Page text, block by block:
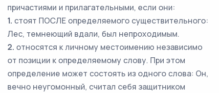
причастиями и прилагательными, если они:
1. стоят ПОСЛЕ определяемого существительного:
Лес, темнеющий вдали, был непроходимым.
2. относятся к личному местоимению независимо
от позиции к определяемому слову. При этом
определение может состоять из одного слова: Он,
вечно неугомонный, считал себя защитником